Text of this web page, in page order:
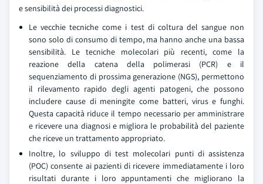
e sensibilità dei processi diagnostici.
Le vecchie tecniche come i test di coltura del sangue non
sono solo di consumo di tempo, ma hanno anche una bassa
sensibilità. Le tecniche molecolari più recenti, come la
reazione della catena della polimerasi (PCR) e il
sequenziamento di prossima generazione (NGS), permettono
il rilevamento rapido degli agenti patogeni, che possono
includere cause di meningite come batteri, virus e funghi.
Questa capacità riduce il tempo necessario per amministrare
e ricevere una diagnosi e migliora le probabilità del paziente
che riceve un trattamento appropriato.
Inoltre, lo sviluppo di test molecolari punti di assistenza
(POC) consente ai pazienti di ricevere immediatamente i loro
risultati durante i loro appuntamenti che migliorano la